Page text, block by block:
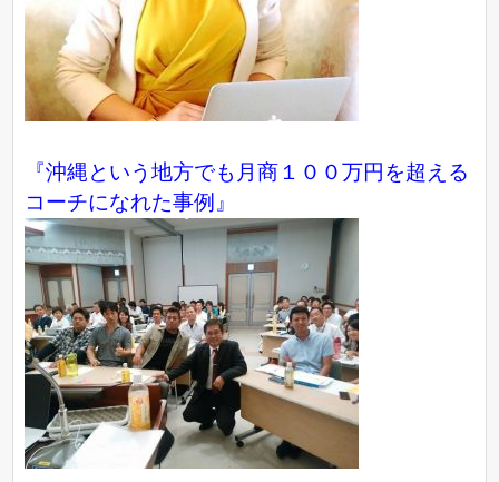
『沖縄という地方でも月商１００万円を超える
コーチになれた事例』